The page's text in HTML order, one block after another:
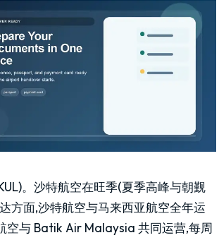
。沙特航空在旺季(夏季高峰与朝觐
方面,沙特航空与马来西亚航空全年运
空与 Batik Air Malaysia 共同运营,每周